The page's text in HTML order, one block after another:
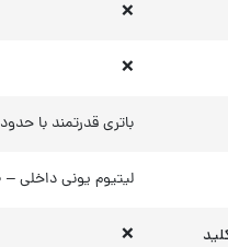
❌
❌
باتری قدرتمند با حدود 20 ساعت شارژدهی
لیتیوم یونی داخلی – 3000 میلی‌آمپر ساعت
❌